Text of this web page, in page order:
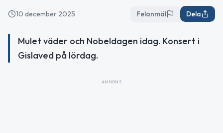
10 december 2025 Felanmäl Dela
Mulet väder och Nobeldagen idag. Konsert i
Gislaved på lördag.
ANNONS